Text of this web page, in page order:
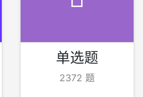
单选题
2372 题